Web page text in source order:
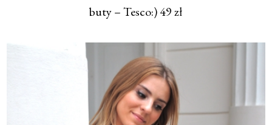
buty – Tesco:) 49 zł